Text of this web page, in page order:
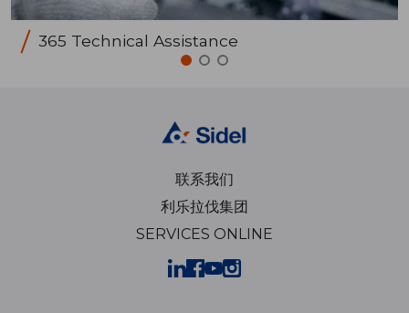
365 Technical Assistance
联系我们
利乐拉伐集团
SERVICES ONLINE